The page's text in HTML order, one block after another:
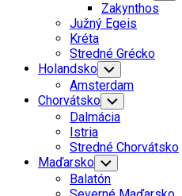
Child
Menu
Zakynthos
Južný Egeis
Kréta
Stredné Grécko
Holandsko Toggle
Child
Menu
Amsterdam
Chorvátsko Toggle
Child
Menu
Dalmácia
Istria
Stredné Chorvátsko
Maďarsko Toggle
Child
Menu
Balatón